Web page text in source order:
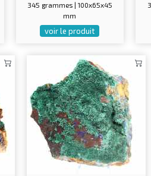
345 grammes | 100x65x45
mm
voir le produit